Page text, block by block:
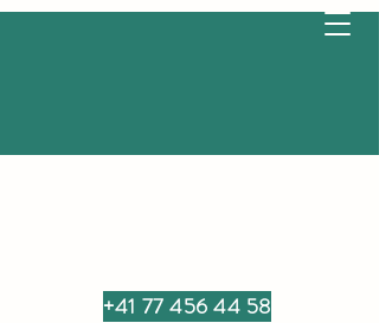
+41 77 456 44 58